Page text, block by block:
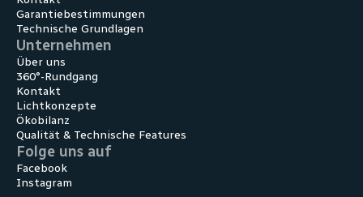
Garantiebestimmungen
Technische Grundlagen
Unternehmen
Über uns
360°-Rundgang
Kontakt
Lichtkonzepte
Ökobilanz
Qualität & Technische Features
Folge uns auf
Facebook
Instagram